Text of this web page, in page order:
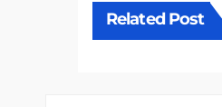
Related Post